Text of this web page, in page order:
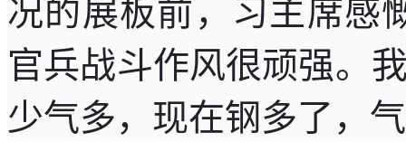
官兵战斗作风很顽强。
少气多，现在钢多了，